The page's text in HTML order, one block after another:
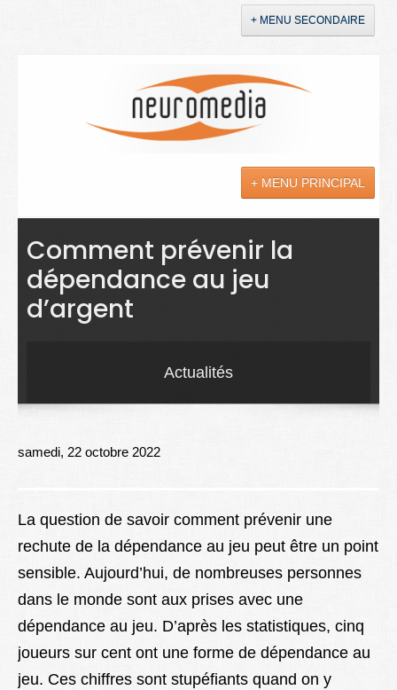
+ MENU SECONDAIRE
+ MENU PRINCIPAL
Actualités
Sciences
Maladies
Better Health
Comment prévenir la
dépendance au jeu
d’argent
Actualités
samedi, 22 octobre 2022
La question de savoir comment prévenir une
rechute de la dépendance au jeu peut être un point
sensible. Aujourd’hui, de nombreuses personnes
dans le monde sont aux prises avec une
dépendance au jeu. D’après les statistiques, cinq
joueurs sur cent ont une forme de dépendance au
jeu. Ces chiffres sont stupéfiants quand on y